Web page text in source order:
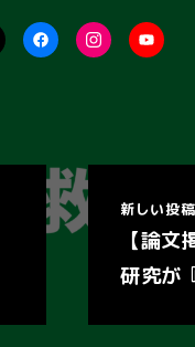
FacebookInstagram
新しい投稿
【論
研究が